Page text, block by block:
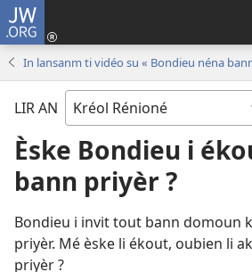
JW.ORG
LIR AN
Èske Bondieu i
bann priyèr ?
Bondieu i invit tout bann domoun
priyèr. Mé èske li ékout, oubien li
priyèr ?